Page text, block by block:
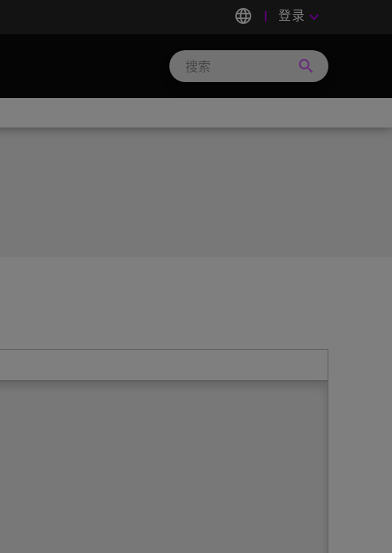
language 登录 keyboard_arrow_down
search